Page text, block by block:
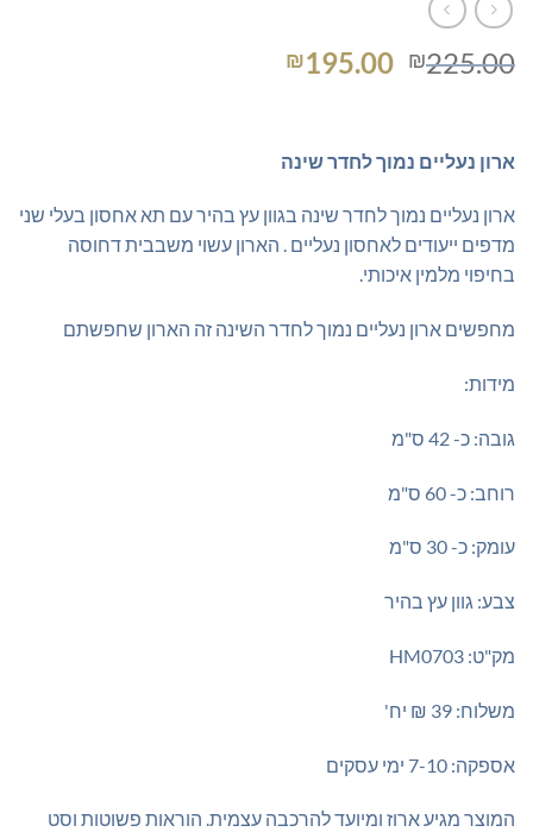
₪225.00
המחיר
₪225.00.
₪195.00
ארון נעליים נמוך לחדר שינה
ארון נעליים נמוך לחדר שינה בגוון עץ בהיר עם תא אחסון בעלי שני
מדפים ייעודים לאחסון נעליים . הארון עשוי משבבית דחוסה
בחיפוי מלמין איכותי.
מחפשים ארון נעליים נמוך לחדר השינה זה הארון שחפשתם
מידות:
גובה: כ- 42 ס"מ
רוחב: כ- 60 ס"מ
עומק: כ- 30 ס"מ
צבע: גוון עץ בהיר
מק"ט: HM0703
משלוח: 39 ₪ יח'
אספקה: 7-10 ימי עסקים
המוצר מגיע ארוז ומיועד להרכבה עצמית. הוראות פשוטות וסט